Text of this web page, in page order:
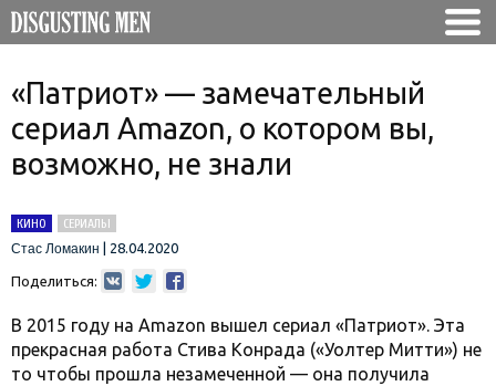
«Патриот» — замечательный
сериал Amazon, о котором вы,
возможно, не знали
КИНО
СЕРИАЛЫ
Стас Ломакин
28.04.2020
Поделиться:
В 2015 году на Amazon вышел сериал «Патриот». Эта
прекрасная работа Стива Конрада («Уолтер Митти») не
то чтобы прошла незамеченной — она получила